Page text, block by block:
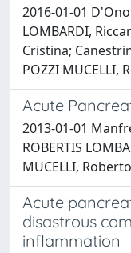
2016-01-01
LOMBARDI,
Cristina;
POZZI MUCELLI,
Acute
2013-01-01
ROBERTIS
MUCELLI, Roberto
Acute
disastrous
inflammation